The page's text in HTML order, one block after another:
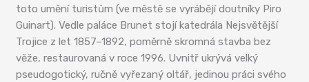
toto umění turistům (ve městě se vyrábějí doutníky Piro
Guinart). Vedle paláce Brunet stojí katedrála Nejsvětější
Trojice z let 1857–1892, poměrně skromná stavba bez
věže, restaurovaná v roce 1996. Uvnitř ukrývá velký
pseudogotický, ručně vyřezaný oltář, jedinou práci svého